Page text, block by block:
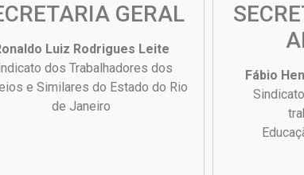
GERAL
Luiz Rodrigues Leite
dos Trabalhadores dos
e Similares do Estado do Rio
de Janeiro
Fábio